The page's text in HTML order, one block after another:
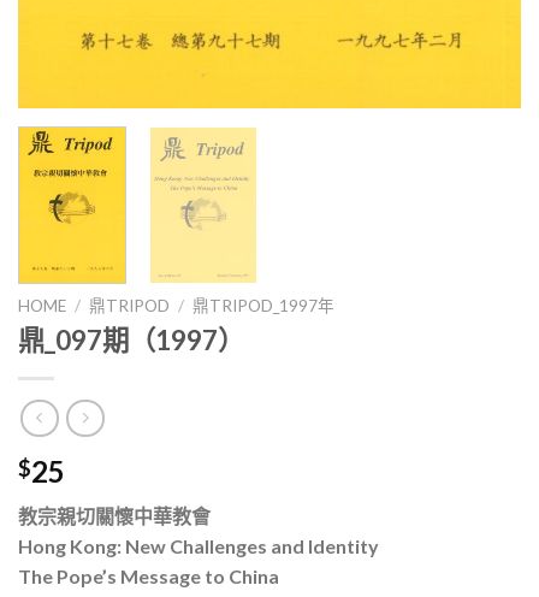
HOME / 鼎TRIPOD / 鼎TRIPOD_1997年
鼎_097期（1997）
$25
教宗親切關懷中華教會
Hong Kong: New Challenges and Identity
The Pope’s Message to China